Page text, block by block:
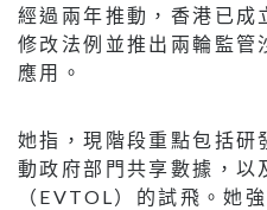
經過兩年推動，香港已成
修改法例並推出兩輪監管
應用。
她指，現階段重點包括研
動政府部門共享數據，以
（EVTOL）的試飛。她